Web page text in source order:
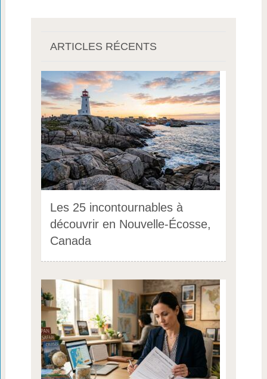
ARTICLES RÉCENTS
Les 25 incontournables à
découvrir en Nouvelle-Écosse,
Canada